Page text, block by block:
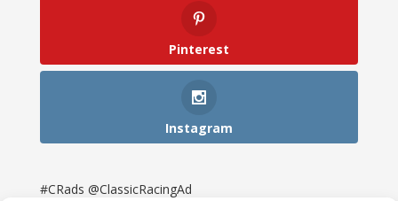
Pinterest
Instagram
#CRads @ClassicRacingAd